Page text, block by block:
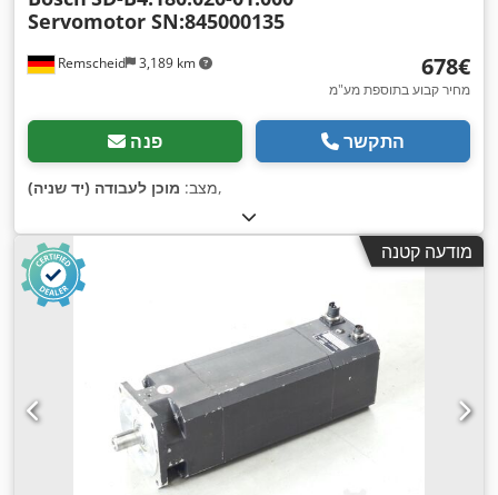
Remscheid 3,189 km
Servomotor SN:845000135
‏678 ‏€
מחיר קבוע בתוספת מע"מ
פנה התקשר
מצב: מוכן לעבודה (יד שניה) ,
מודעה קטנה